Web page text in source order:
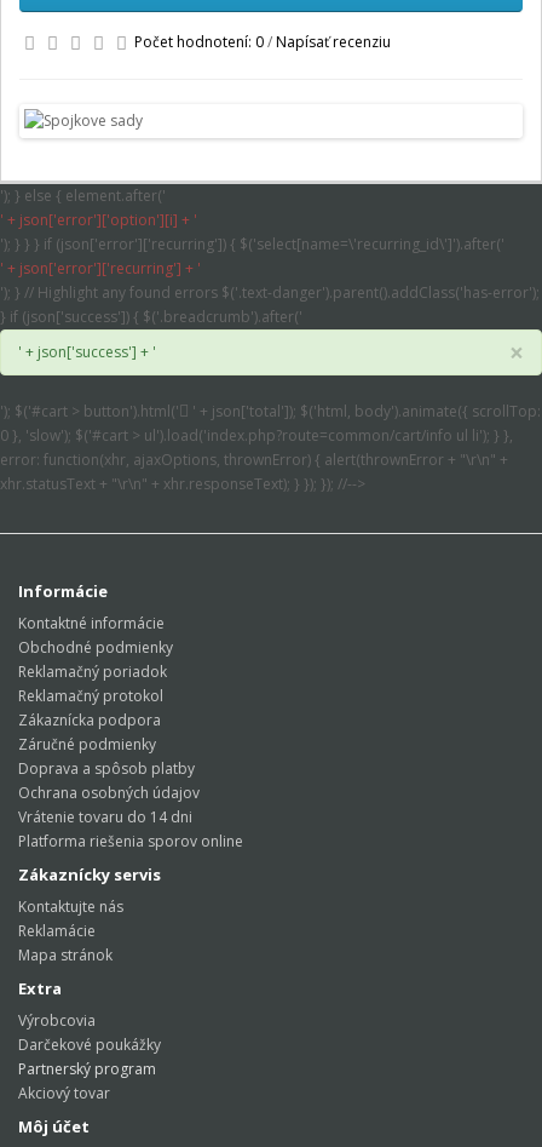
Počet hodnotení: 0/Napísať recenziu
'); } else { element.after('
' + json['error']['option'][i] + '
'); } } } if (json['error']['recurring']) { $('select[name=\'recurring_id\']').after('
' + json['error']['recurring'] + '
'); } // Highlight any found errors $('.text-danger').parent().addClass('has-error');
} if (json['success']) { $('.breadcrumb').after('
' + json['success'] + '
×
'); $('#cart > button').html('
' + json['total']); $('html, body').animate({ scrollTop:
0 }, 'slow'); $('#cart > ul').load('index.php?route=common/cart/info ul li'); } },
error: function(xhr, ajaxOptions, thrownError) { alert(thrownError + "\r\n" +
xhr.statusText + "\r\n" + xhr.responseText); } }); }); //-->
Informácie
Kontaktné informácie
Obchodné podmienky
Reklamačný poriadok
Reklamačný protokol
Zákaznícka podpora
Záručné podmienky
Doprava a spôsob platby
Ochrana osobných údajov
Vrátenie tovaru do 14 dni
Platforma riešenia sporov online
Zákaznícky servis
Kontaktujte nás
Reklamácie
Mapa stránok
Extra
Výrobcovia
Darčekové poukážky
Partnerský program
Akciový tovar
Môj účet